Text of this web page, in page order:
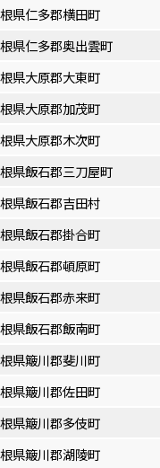
県仁多郡横田町
県仁多郡奥出雲町
県大原郡大東町
県大原郡加茂町
県大原郡木次町
県飯石郡三刀屋町
県飯石郡吉田村
県飯石郡掛合町
県飯石郡頓原町
県飯石郡赤来町
県飯石郡飯南町
県簸川郡斐川町
県簸川郡佐田町
県簸川郡多伎町
県簸川郡湖陵町